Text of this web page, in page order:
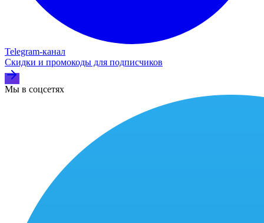
Telegram‑канал
Скидки и промокоды для подписчиков
Мы в соцсетях